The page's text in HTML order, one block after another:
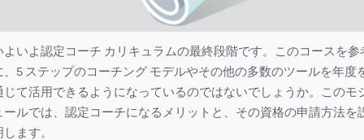
よいよ認定コーチ カリキュラムの最終段階です。このコースを参
、5 ステップのコーチング モデルやその他の多数のツールを年度
じて活用できるようになっているのではないでしょうか。このモ
ールでは、認定コーチになるメリットと、その資格の申請方法を
します。